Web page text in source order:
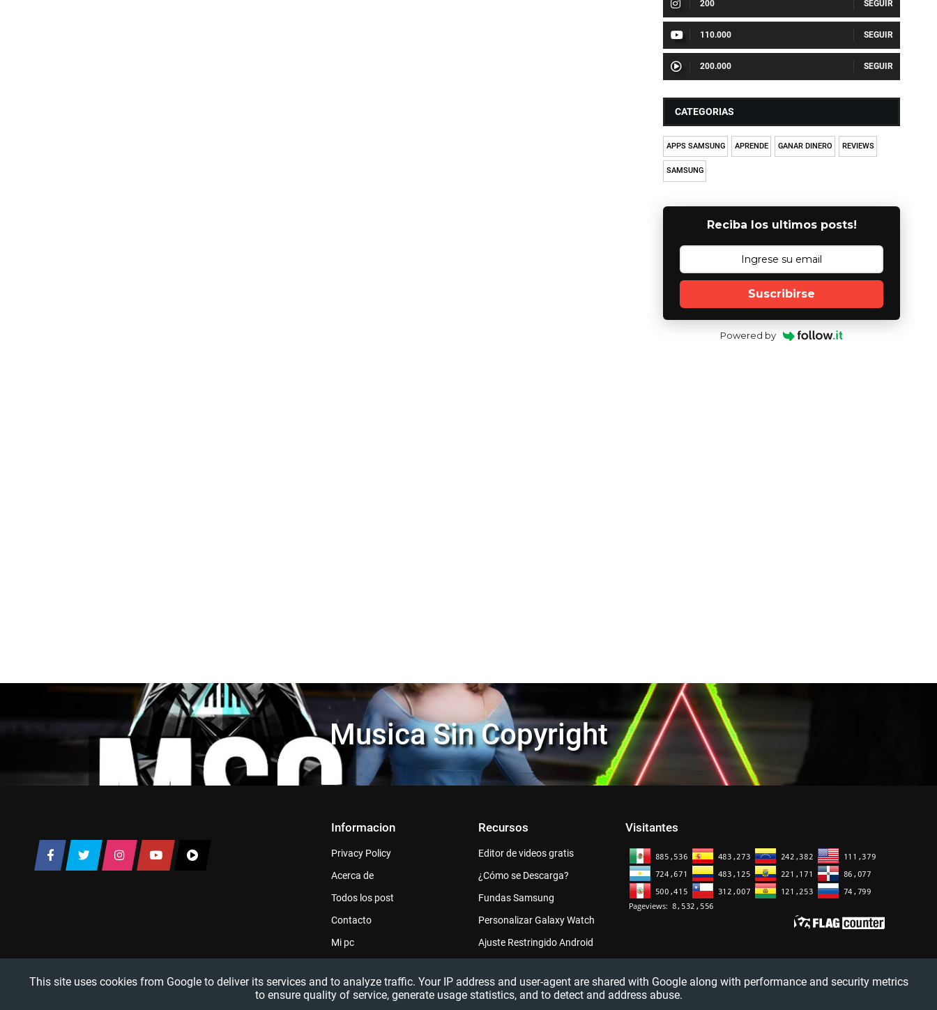
200
110.000
200.000
CATEGORIAS
APPS SAMSUNG APRENDE GANAR DINERO REVIEWS
SAMSUNG
Reciba los ultimos posts!
Suscribirse
Powered by
Musica Sin Copyright
Informacion
Privacy Policy
Acerca de
Todos los post
Contacto
Mi pc
Recursos
Editor de videos gratis
¿Cómo se Descarga?
Fundas Samsung
Personalizar Galaxy Watch
Ajuste Restringido Android
Visitantes
This site uses cookies from Google to deliver its services and to analyze traffic. Your IP address and user-agent are shared with Google along with performance and security metrics
to ensure quality of service, generate usage statistics, and to detect and address abuse.